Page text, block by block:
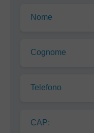
Nome
Cognome
Telefono
CAP: